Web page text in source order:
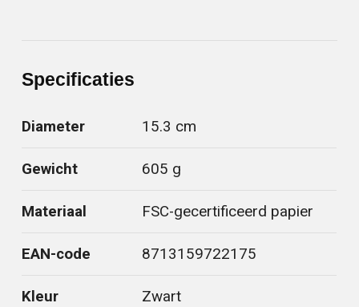
Specificaties
Diameter 15.3 cm
Gewicht 605 g
Materiaal FSC-gecertificeerd papier
EAN-code 8713159722175
Kleur Zwart